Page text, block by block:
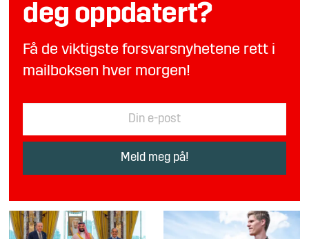
deg oppdatert?
Få de viktigste forsvarsnyhetene rett i
mailboksen hver morgen!